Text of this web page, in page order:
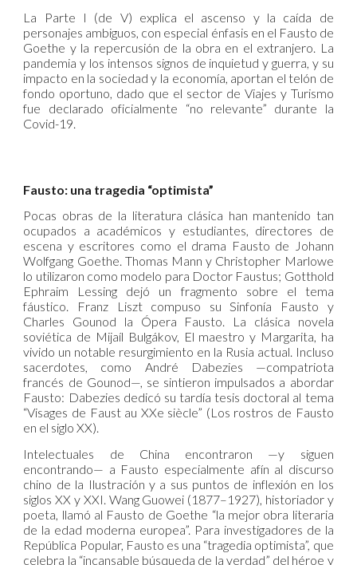
La Parte I (de V) explica el ascenso y la caída de
personajes ambiguos, con especial énfasis en el Fausto de
Goethe y la repercusión de la obra en el extranjero. La
pandemia y los intensos signos de inquietud y guerra, y su
impacto en la sociedad y la economía, aportan el telón de
fondo oportuno, dado que el sector de Viajes y Turismo
fue declarado oficialmente “no relevante” durante la
Covid-19.
Fausto: una tragedia “optimista”
Pocas obras de la literatura clásica han mantenido tan
ocupados a académicos y estudiantes, directores de
escena y escritores como el drama Fausto de Johann
Wolfgang Goethe. Thomas Mann y Christopher Marlowe
lo utilizaron como modelo para Doctor Faustus; Gotthold
Ephraim Lessing dejó un fragmento sobre el tema
fáustico. Franz Liszt compuso su Sinfonía Fausto y
Charles Gounod la Ópera Fausto. La clásica novela
soviética de Mijaíl Bulgákov, El maestro y Margarita, ha
vivido un notable resurgimiento en la Rusia actual. Incluso
sacerdotes, como André Dabezies —compatriota
francés de Gounod—, se sintieron impulsados a abordar
Fausto: Dabezies dedicó su tardía tesis doctoral al tema
“Visages de Faust au XXe siècle” (Los rostros de Fausto
en el siglo XX).
Intelectuales de China encontraron —y siguen
encontrando— a Fausto especialmente afín al discurso
chino de la Ilustración y a sus puntos de inflexión en los
siglos XX y XXI. Wang Guowei (1877–1927), historiador y
poeta, llamó al Fausto de Goethe “la mejor obra literaria
de la edad moderna europea”. Para investigadores de la
República Popular, Fausto es una “tragedia optimista”, que
celebra la “incansable búsqueda de la verdad” del héroe y